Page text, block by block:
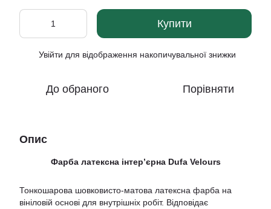
Купити
Увійти для відображення накопичувальної знижки
До обраного Порівняти
Опис
Фарба латексна інтер’єрна Dufa Velours
Тонкошарова шовковисто-матова латексна фарба на
вініловій основі для внутрішніх робіт. Відповідає